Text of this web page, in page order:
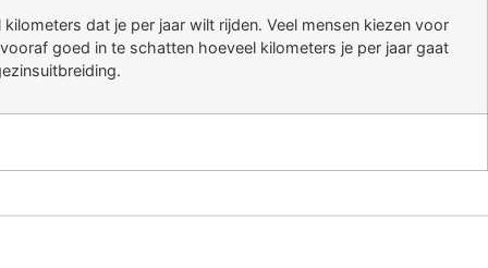
dat je per jaar wilt rijden. Veel mensen kiezen voor
goed in te schatten hoeveel kilometers je per jaar gaat